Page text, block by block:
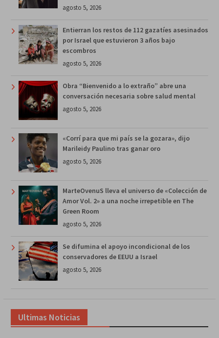
agosto 5, 2026
Entierran los restos de 112 gazatíes asesinados
por Israel que estuvieron 3 años bajo
escombros
agosto 5, 2026
Obra “Bienvenido a lo extraño” abre una
conversación necesaria sobre salud mental
agosto 5, 2026
«Corrí para que mi país se la gozara», dijo
Marileidy Paulino tras ganar oro
agosto 5, 2026
MarteOvenuS lleva el universo de «Colección de
Amor Vol. 2» a una noche irrepetible en The
Green Room
agosto 5, 2026
Se difumina el apoyo incondicional de los
conservadores de EEUU a Israel
agosto 5, 2026
Ultimas Noticias